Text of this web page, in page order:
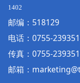
1402
邮编：518129
电话： 0755-
传真：0755-
邮箱：